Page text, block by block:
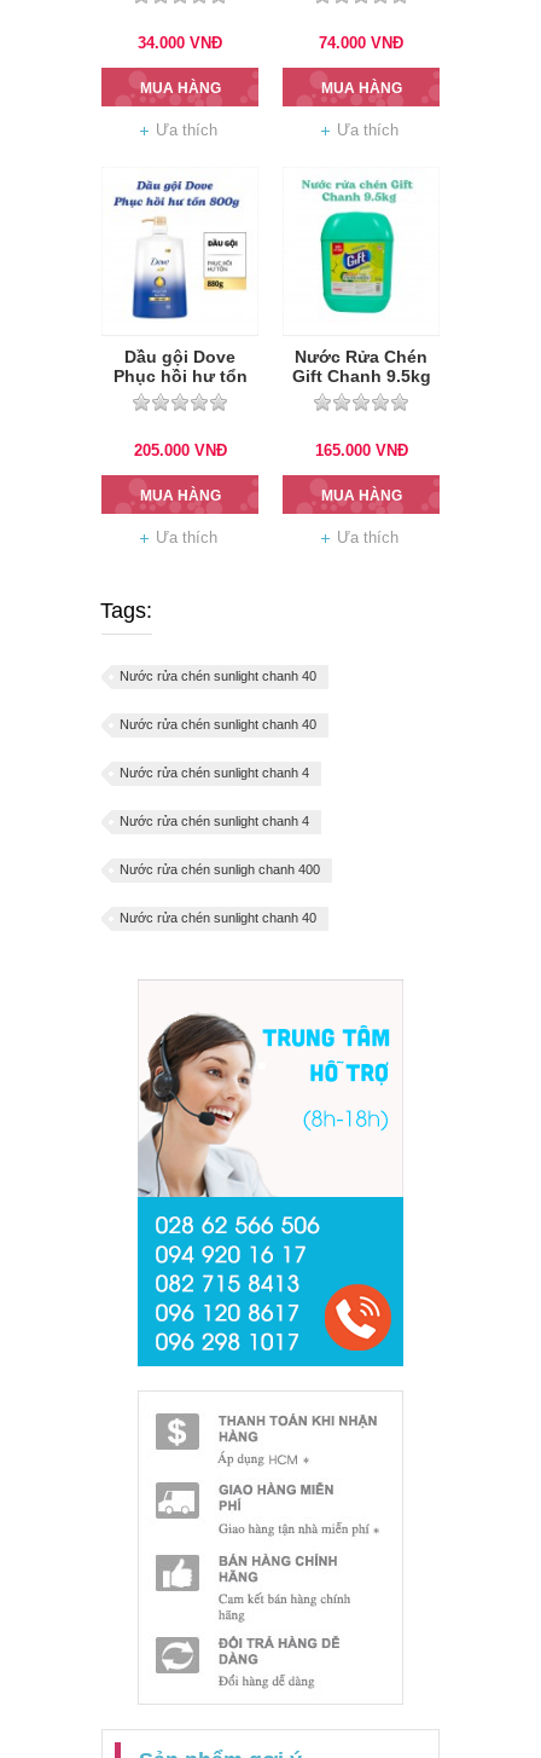
34.000 VNĐ
MUA HÀNG
Ưa thích
74.000 VNĐ
MUA HÀNG
Ưa thích
Dầu gội Dove
Phục hồi hư tổn
880g
205.000 VNĐ
MUA HÀNG
Ưa thích
Nước Rửa Chén
Gift Chanh 9.5kg
165.000 VNĐ
MUA HÀNG
Ưa thích
Tags:
Nước rửa chén sunlight chanh 40
Nước rửa chén sunlight chanh 40
Nước rửa chén sunlight chanh 4
Nước rửa chén sunlight chanh 4
Nước rửa chén sunligh chanh 400
Nước rửa chén sunlight chanh 40